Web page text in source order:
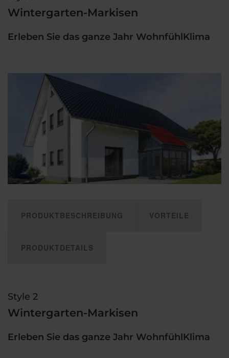
Wintergarten-Markisen
Erleben Sie das ganze Jahr WohnfühlKlima
PRODUKTBESCHREIBUNG VORTEILE
PRODUKTDETAILS
Style 2
Wintergarten-Markisen
Erleben Sie das ganze Jahr WohnfühlKlima